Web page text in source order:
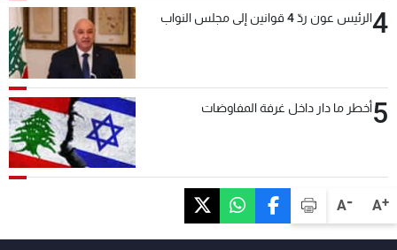
A+
A-
4الرئيس عون ردّ 4 قوانين إلى مجلس النواب
5أخطر ما دار داخل غرفة المفاوضات